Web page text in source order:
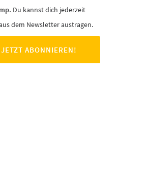
Du kannst dich jederzeit
dem Newsletter austragen.